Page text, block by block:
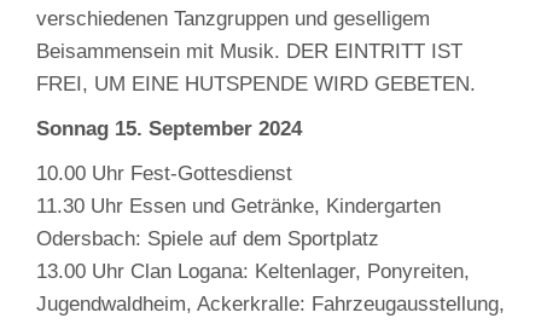
verschiedenen Tanzgruppen und geselligem
Beisammensein mit Musik. DER EINTRITT IST
FREI, UM EINE HUTSPENDE WIRD GEBETEN.
Sonnag 15. September 2024
10.00 Uhr Fest-Gottesdienst
11.30 Uhr Essen und Getränke, Kindergarten
Odersbach: Spiele auf dem Sportplatz
13.00 Uhr Clan Logana: Keltenlager, Ponyreiten,
Jugendwaldheim, Ackerkralle: Fahrzeugausstellung,